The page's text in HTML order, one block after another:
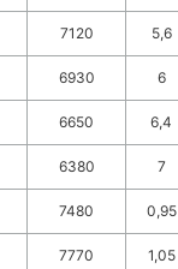
7120 5,6
6930 6
6650 6,4
6380 7
7480 0,95
7770 1,05